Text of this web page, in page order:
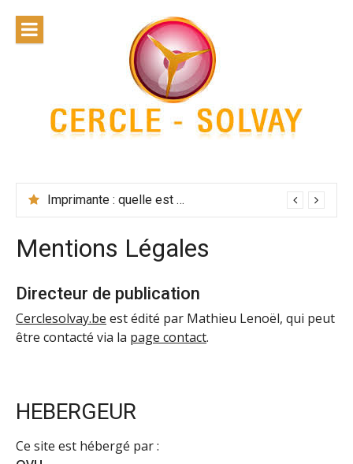
content
Solvay
Imprimante : quelle est la solution la plus performante ?
Mentions Légales
Directeur de publication
Cerclesolvay.be est édité par Mathieu Lenoël, qui peut
être contacté via la page contact.
HEBERGEUR
Ce site est hébergé par :